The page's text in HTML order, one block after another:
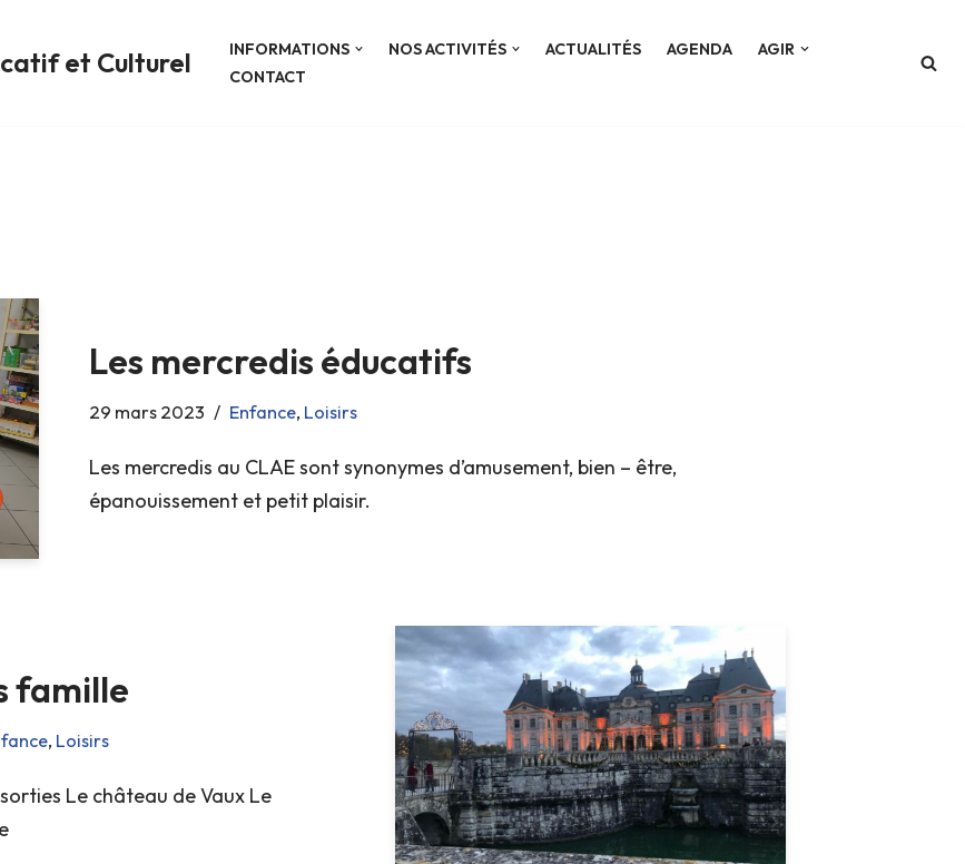
et Culturel INFORMATIONS NOS ACTIVITÉS ACTUALITÉS AGENDA
AGIR
CONTACT
Les mercredis éducatifs
29 mars 2023 Enfance, Loisirs
Les mercredis au CLAE sont synonymes d’amusement, bien – être,
épanouissement et petit plaisir.
famille
, Loisirs
Le château de Vaux Le